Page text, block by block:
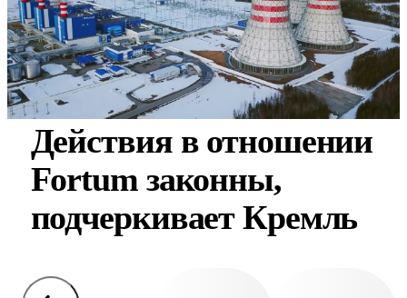
Действия в отношении
Fortum законны,
подчеркивает Кремль